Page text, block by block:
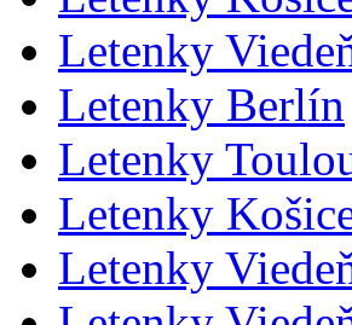
Letenky
Letenky Berlín
Letenky
Letenky
Letenky